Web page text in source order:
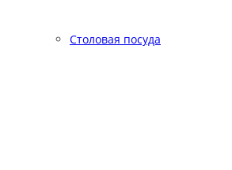
Столовая посуда